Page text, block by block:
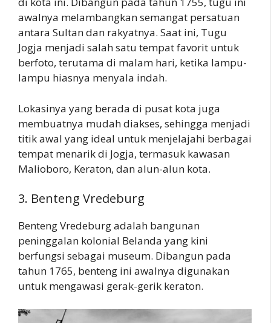
awalnya melambangkan semangat persatuan
antara Sultan dan rakyatnya. Saat ini, Tugu
Jogja menjadi salah satu tempat favorit untuk
berfoto, terutama di malam hari, ketika lampu-
lampu hiasnya menyala indah.
Lokasinya yang berada di pusat kota juga
membuatnya mudah diakses, sehingga menjadi
titik awal yang ideal untuk menjelajahi berbagai
tempat menarik di Jogja, termasuk kawasan
Malioboro, Keraton, dan alun-alun kota.
3. Benteng Vredeburg
Benteng Vredeburg adalah bangunan
peninggalan kolonial Belanda yang kini
berfungsi sebagai museum. Dibangun pada
tahun 1765, benteng ini awalnya digunakan
untuk mengawasi gerak-gerik keraton.